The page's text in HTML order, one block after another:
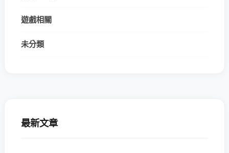
遊戲相關
未分類
最新文章